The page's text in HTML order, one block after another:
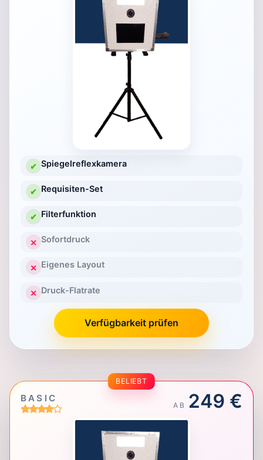
✔ Spiegelreflexkamera
✔ Requisiten-Set
✔ Filterfunktion
✕ Sofortdruck
✕ Eigenes Layout
✕ Druck-Flatrate
Verfügbarkeit prüfen
BELIEBT
BASIC
AB 249 €